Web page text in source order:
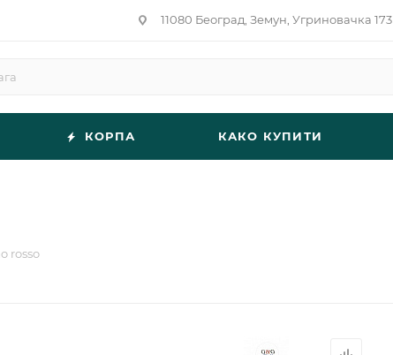
11080 Београд, Земун, Угриновачка 173
КОРПА КАКО КУПИТИ
rosso